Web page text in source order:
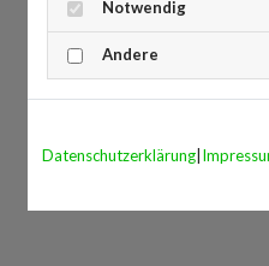
Notwendig
Andere
Datenschutzerklärung